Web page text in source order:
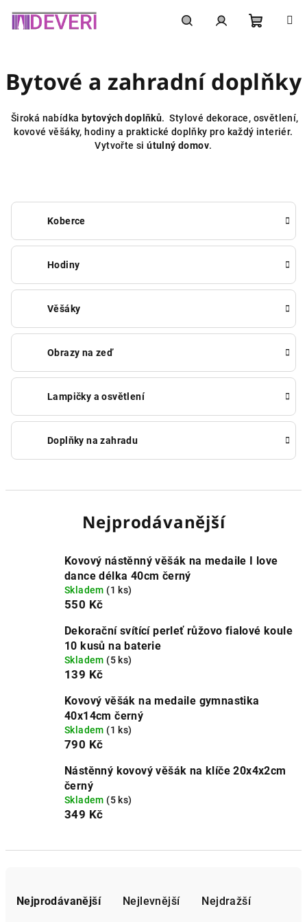
košík
Bytové a zahradní doplňky
Široká nabídka bytových doplňků. Stylové dekorace, osvětlení,
kovové věšáky, hodiny a praktické doplňky pro každý interiér.
Vytvořte siútulný domov.
Koberce
Hodiny
Věšáky
Obrazy na zeď
Lampičky a osvětlení
Doplňky na zahradu
Nejprodávanější
Kovový nástěnný věšák na medaile I love
dance délka 40cm černý
Skladem (1 ks)
550 Kč
Dekorační svítící perleť růžovo fialové koule
10 kusů na baterie
Skladem (5 ks)
139 Kč
Kovový věšák na medaile gymnastika
40x14cm černý
Skladem (1 ks)
790 Kč
Nástěnný kovový věšák na klíče 20x4x2cm
černý
Skladem (5 ks)
349 Kč
Nejprodávanější Nejlevnější Nejdražší